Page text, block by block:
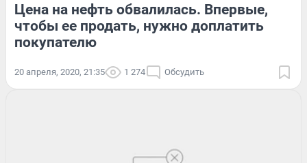
Цена на нефть обвалилась. Впервые,
чтобы ее продать, нужно доплатить
покупателю
20 апреля, 2020, 21:35 1 274 Обсудить